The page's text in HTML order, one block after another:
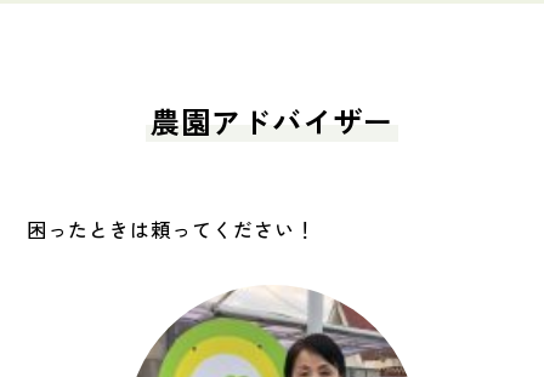
農園アドバイザー
困ったときは頼ってください！